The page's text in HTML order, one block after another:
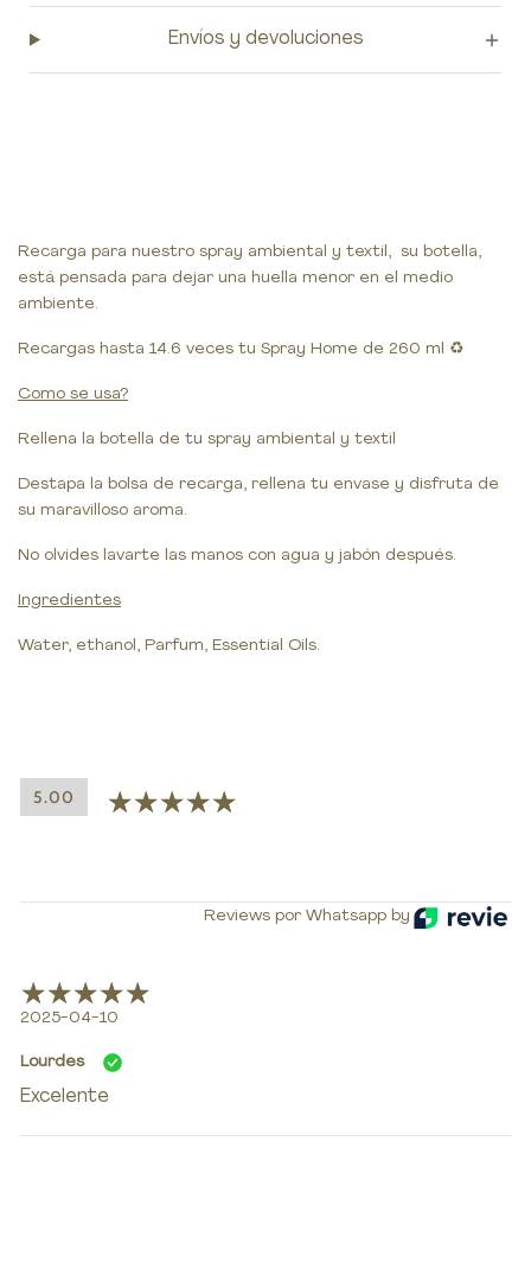
Envíos y devoluciones
Recarga para nuestro spray ambiental y textil, su botella,
está pensada para dejar una huella menor en el medio
ambiente.
Recargas hasta 14.6 veces tu Spray Home de 260 ml ♻️
Como se usa?
Rellena la botella de tu spray ambiental y textil
Destapa la bolsa de recarga, rellena tu envase y disfruta de
su maravilloso aroma.
No olvides lavarte las manos con agua y jabón después.
Ingredientes
Water, ethanol, Parfum, Essential Oils.
5.00
Reviews por Whatsapp by
2025-04-10
Lourdes
Excelente